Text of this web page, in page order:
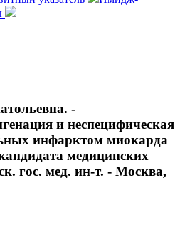
-
и неспецифическая
инфарктом миокарда
медицинских
гос. мед. ин-т. - Москва,